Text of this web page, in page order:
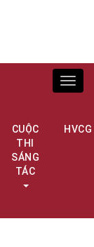
CUỘC
THI
SÁNG
TÁC
HVCG